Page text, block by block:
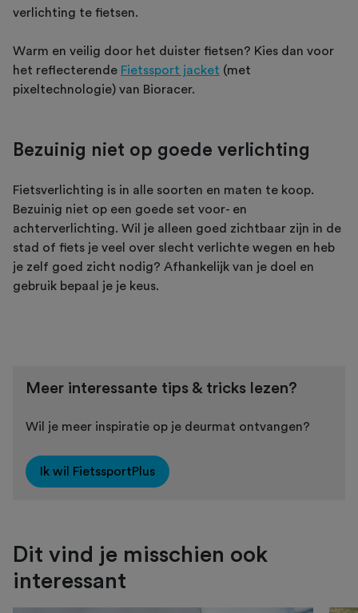
verlichting te fietsen.
Warm en veilig door het duister fietsen? Kies dan voor
het reflecterende Fietssport jacket (met
pixeltechnologie) van Bioracer.
Bezuinig niet op goede verlichting
Fietsverlichting is in alle soorten en maten te koop.
Bezuinig niet op een goede set voor- en
achterverlichting. Wil je alleen goed zichtbaar zijn in de
stad of fiets je veel over slecht verlichte wegen en heb
je zelf goed zicht nodig? Afhankelijk van je doel en
gebruik bepaal je je keus.
Meer interessante tips & tricks lezen?
Wil je meer inspiratie op je deurmat ontvangen?
Ik wil FietssportPlus
Dit vind je misschien ook
interessant